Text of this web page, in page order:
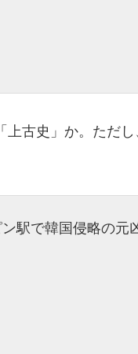
古史」か。ただ
駅で韓国侵略の元